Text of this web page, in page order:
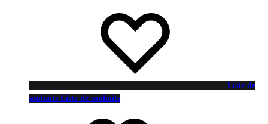
Liste de
souhaits Liste de souhaits